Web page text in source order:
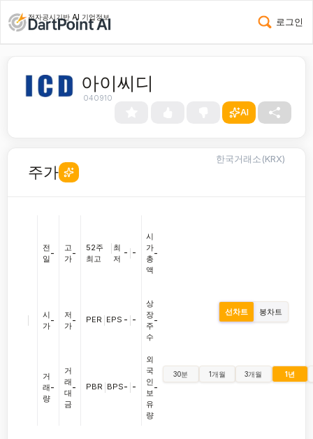
전자공시기반 AI 기업정보 로그인
아이씨디
040910
AI
주가
한국거래소(KRX)
전
일
-
시
가
-
거
래
량
-
고
가
-
저
가
-
거
래
대
금
-
52주
최고
최
저
- -
PER EPS - -
PBR BPS- -
시
가
총
액
-
상
장
주
수
-
외
국
인
보
유
량
-
선차트 봉차트
30분 1개월 3개월 1년